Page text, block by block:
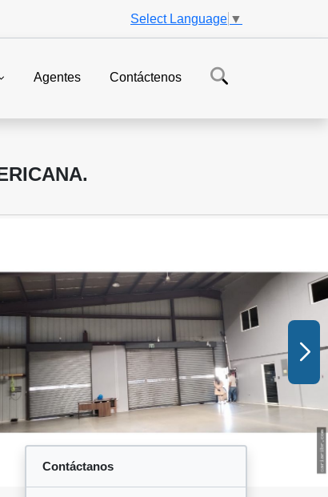
Select Language ▼
Agentes Contáctenos
Contáctanos